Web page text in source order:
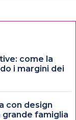
come la
i margini dei
con design
famiglia